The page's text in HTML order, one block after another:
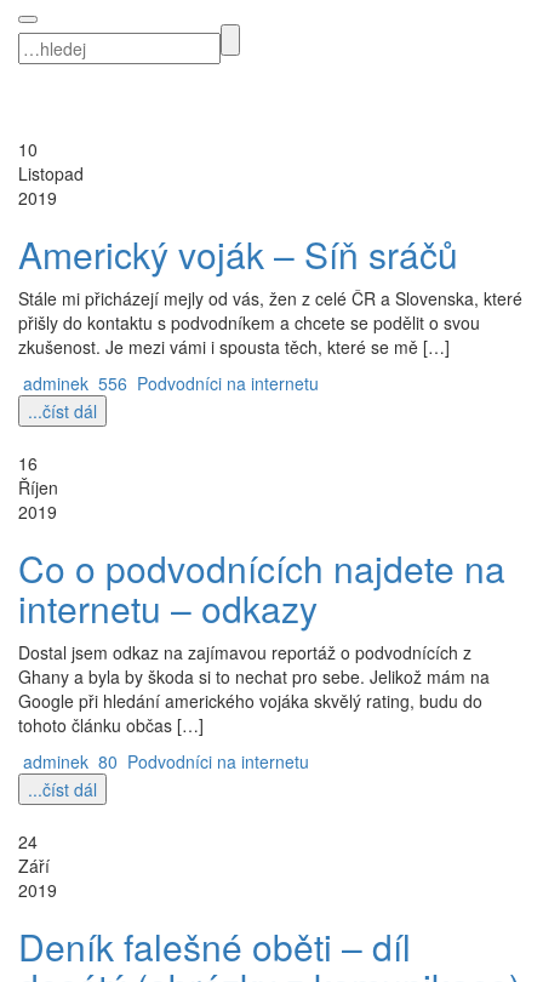
10
Listopad
2019
Americký voják – Síň sráčů
Stále mi přicházejí mejly od vás, žen z celé ČR a Slovenska, které
přišly do kontaktu s podvodníkem a chcete se podělit o svou
zkušenost. Je mezi vámi i spousta těch, které se mě […]
adminek 556 Podvodníci na internetu
...číst dál
16
Říjen
2019
Co o podvodnících najdete na
internetu – odkazy
Dostal jsem odkaz na zajímavou reportáž o podvodnících z
Ghany a byla by škoda si to nechat pro sebe. Jelikož mám na
Google při hledání amerického vojáka skvělý rating, budu do
tohoto článku občas […]
adminek 80 Podvodníci na internetu
...číst dál
24
Září
2019
Deník falešné oběti – díl